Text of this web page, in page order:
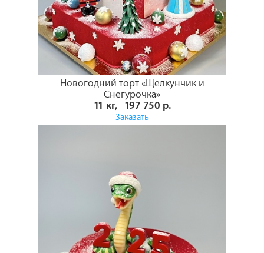
Новогодний торт «Щелкунчик и
Снегурочка»
11 кг, 197 750 р.
Заказать